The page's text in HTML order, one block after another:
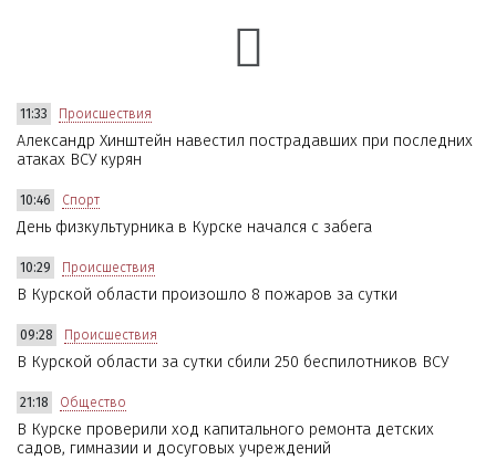
11:33 Происшествия
Александр Хинштейн навестил пострадавших при последних
атаках ВСУ курян
10:46 Спорт
День физкультурника в Курске начался с забега
10:29 Происшествия
В Курской области произошло 8 пожаров за сутки
09:28 Происшествия
В Курской области за сутки сбили 250 беспилотников ВСУ
21:18 Общество
В Курске проверили ход капитального ремонта детских
садов, гимназии и досуговых учреждений